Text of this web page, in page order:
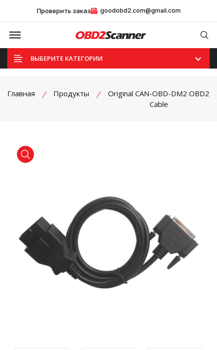
Проверить заказ goodobd2.com@gmail.com
Offcanvas Menu Open
ВЫБЕРИТЕ КАТЕГОРИИ
Главная Продукты
Original CAN-OBD-DM2 OBD2
Cable
product view